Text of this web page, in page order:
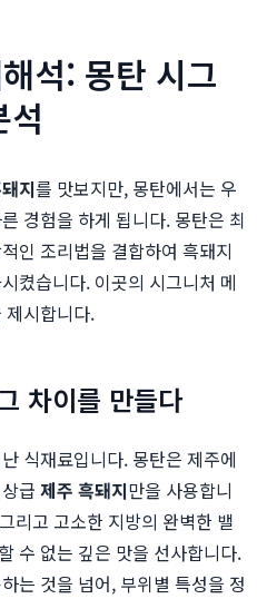
석: 몽탄 시그
석
지를 맛보지만, 몽탄에서는 우
경험을 하게 됩니다. 몽탄은 최
인 조리법을 결합하여 흑돼지
켰습니다. 이곳의 시그니처 메
제시합니다.
차이를 만들다
식재료입니다. 몽탄은 제주에
급 제주 흑돼지만을 사용합니
리고 고소한 지방의 완벽한 밸
수 없는 깊은 맛을 선사합니다.
는 것을 넘어, 부위별 특성을 정